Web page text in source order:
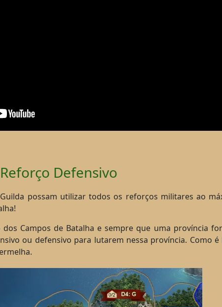
Defensivo
possam utilizar todos os reforços militares ao
Campos de Batalha e sempre que uma província
ou defensivo para lutarem nessa província. Como